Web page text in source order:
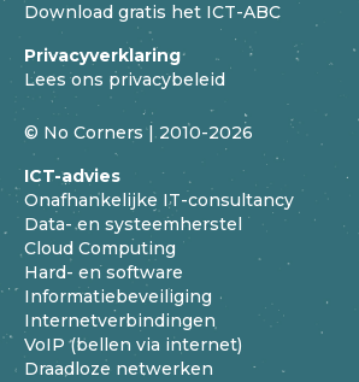
Download gratis het ICT-ABC
Privacyverklaring
Lees ons privacybeleid
© No Corners | 2010-2026
ICT-advies
Onafhankelijke IT-consultancy
Data- en systeemherstel
Cloud Computing
Hard- en software
Informatiebeveiliging
Internetverbindingen
VoIP (bellen via internet)
Draadloze netwerken